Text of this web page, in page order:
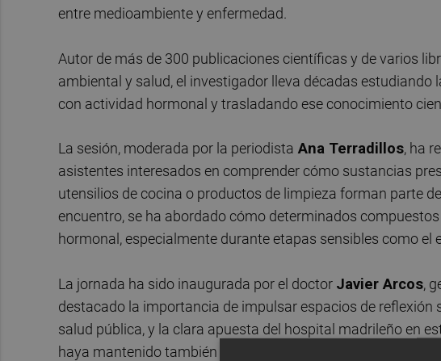
entre medioambiente y enfermedad.
Autor de más de 300 publicaciones científicas y de varios
ambiental y salud, el investigador lleva décadas
con actividad hormonal y trasladando ese conocimiento
La sesión, moderada por la periodista Ana Terradillos, ha
asistentes interesados en comprender cómo sustancias
utensilios de cocina o productos de limpieza forman parte
encuentro, se ha abordado cómo determinados
hormonal, especialmente durante etapas sensibles como el
La jornada ha sido inaugurada por el doctor Javier Arcos,
destacado la importancia de impulsar espacios de
salud pública, y la clara apuesta del hospital madrileño en
haya mantenido también distintos encuentros con